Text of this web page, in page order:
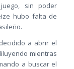
sin poder
hubo falta de
a abrir el
mientras
a buscar el